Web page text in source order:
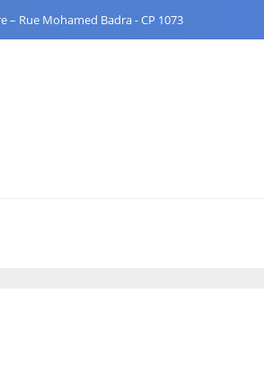
– Rue Mohamed Badra - CP 1073